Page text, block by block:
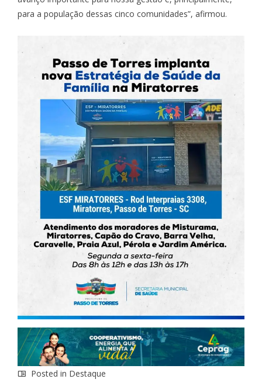
para a população dessas cinco comunidades”, afirmou.
Posted in Destaque